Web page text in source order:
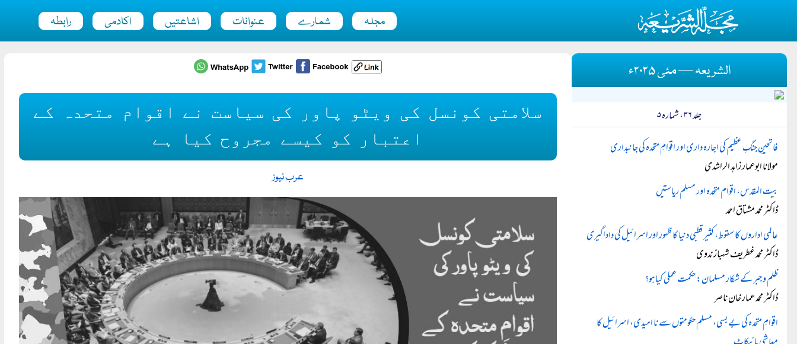
مجلہ شمارے عنوانات اشاعتیں اکادمی رابطہ
سلامتی کونسل کی ویٹو پاور کی سیاست نے اقوام متحدہ کے
اعتبار کو کیسے مجروح کیا ہے
عرب نیوز
الشریعہ — مئی ۲۰۲۵ء
جلد ۳۶ ، شمارہ ۵
فاتحینِ جنگِ عظیم کی اجارہ داری اور اقوامِ متحدہ کی جانبداری
مولانا ابوعمار زاہد الراشدی
بیت المقدس، اقوام متحدہ اور مسلم ریاستیں
ڈاکٹر محمد مشتاق احمد
عالمی اداروں کا سقوط، کثیر قطبی دنیا کا ظہور اور اسرائیل کی داداگیری
ڈاکٹر محمد غطریف شہباز ندوی
ظلم و جبر کے شکار مسلمان: حکمت عملی کیا ہو؟
ڈاکٹر محمد عمار خان ناصر
اقوامِ متحدہ کی بے بسی، مسلم حکومتوں سے نا امیدی، اسرائیل کا